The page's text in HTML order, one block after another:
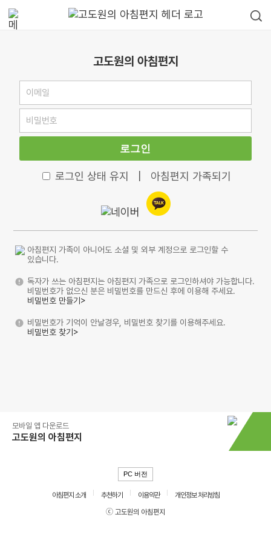
고도원의 아침편지
로그인
로그인 상태 유지 아침편지 가족되기
아침편지 가족이 아니어도 소셜 및 외부 계정으로 로그인할 수
있습니다.
독자가 쓰는 아침편지는 아침편지 가족으로 로그인하셔야 가능합니다.
비밀번호가 없으신 분은 비밀번호를 만드신 후에 이용해 주세요.
비밀번호 만들기>
비밀번호가 기억이 안날경우, 비밀번호 찾기를 이용해주세요.
비밀번호 찾기>
모바일 앱 다운로드
고도원의 아침편지
PC 버전
아침편지 소개 추천하기 이용약관
개인정보 처리방침
ⓒ 고도원의 아침편지